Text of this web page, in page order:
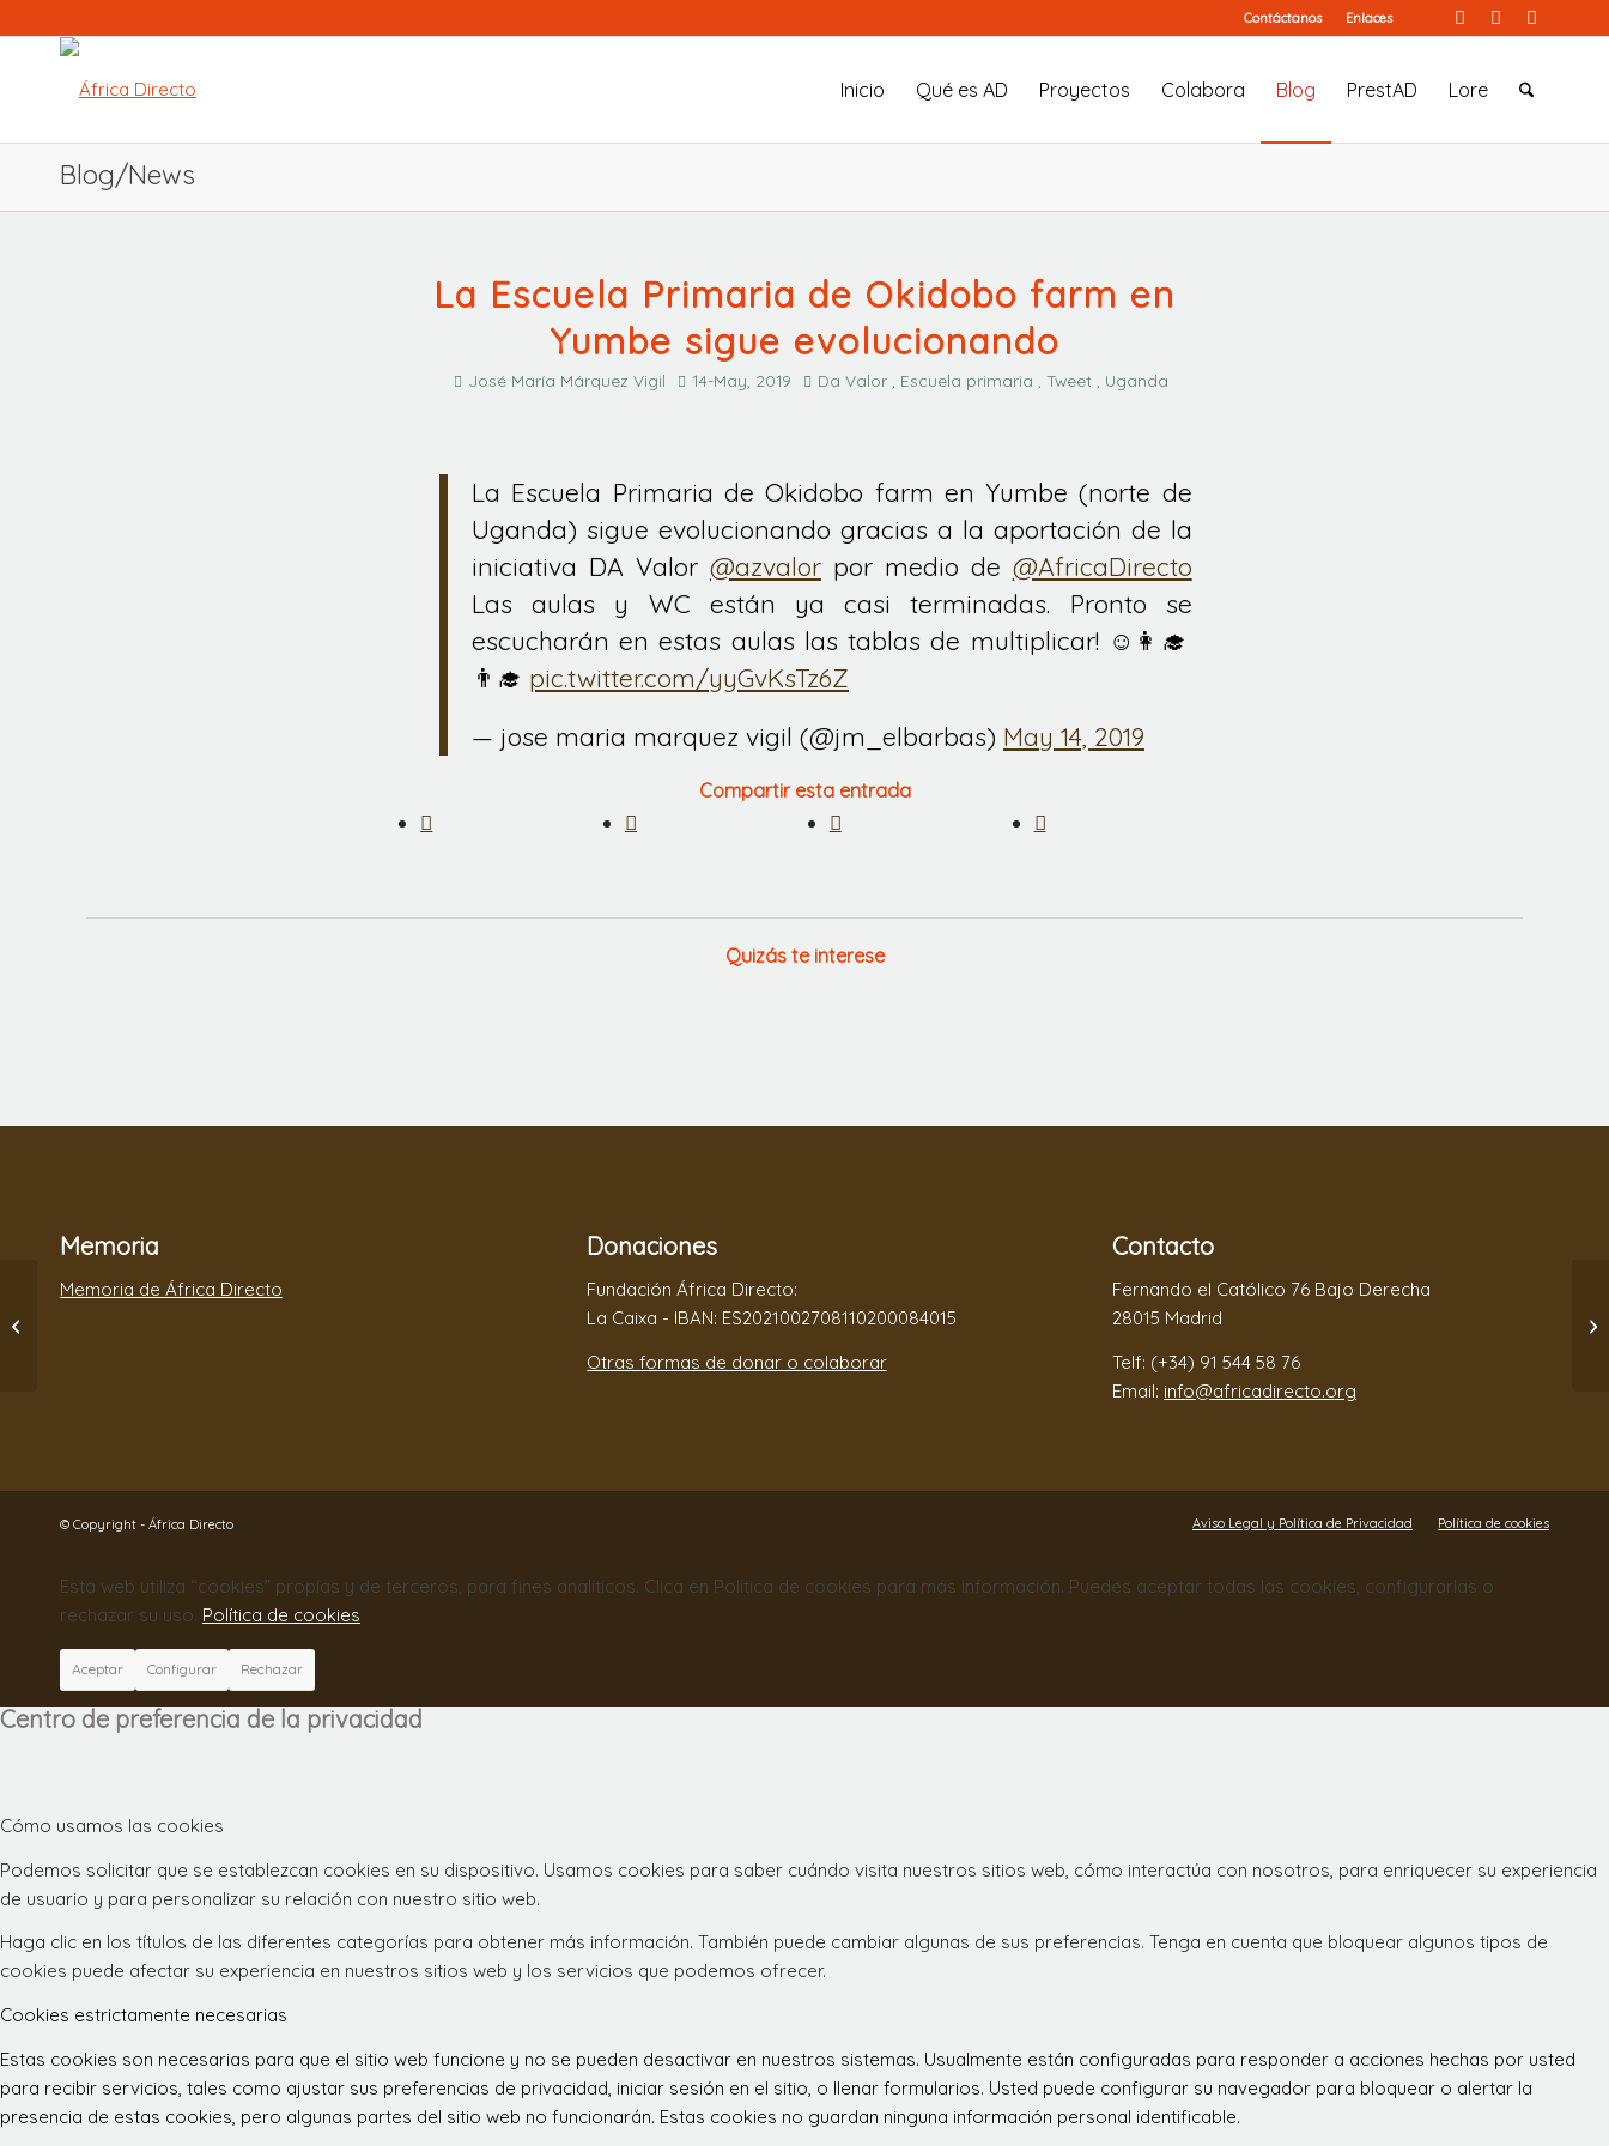
Contáctanos Enlaces
Inicio Qué es AD Proyectos Colabora Blog PrestAD Lore
Blog/News
La Escuela Primaria de Okidobo farm en
Yumbe sigue evolucionando
José María Márquez Vigil 14-May, 2019 Da Valor , Escuela primaria , Tweet , Uganda
La Escuela Primaria de Okidobo farm en Yumbe (norte de
Uganda) sigue evolucionando gracias a la aportación de la
iniciativa DA Valor @azvalorpor medio de @AfricaDirecto
Las aulas y WC están ya casi terminadas. Pronto se
escucharán en estas aulas las tablas de multiplicar! ☺️👩‍🎓
👨‍🎓 pic.twitter.com/yyGvKsTz6Z
— jose maria marquez vigil (@jm_elbarbas) May 14, 2019
Compartir esta entrada
Quizás te interese
Memoria
Memoria de África Directo
Donaciones
Fundación África Directo:
La Caixa - IBAN: ES2021002708110200084015
Otras formas de donar o colaborar
Contacto
Fernando el Católico 76 Bajo Derecha
28015 Madrid
Telf: (+34) 91 544 58 76
Email: info@africadirecto.org
© Copyright - África Directo Aviso Legal y Política de Privacidad Política de cookies
2 de Junio, Family
Esta web utiliza “cookies” propias y de terceros, para fines analíticos. Clica en Política de cookies para más información. Puedes aceptar todas las cookies, configurarlas o
rechazar su uso. Política de cookies
Aceptar Configurar Rechazar
Centro de preferencia de la privacidad
Cómo usamos las cookies
Podemos solicitar que se establezcan cookies en su dispositivo. Usamos cookies para saber cuándo visita nuestros sitios web, cómo interactúa con nosotros, para enriquecer su experiencia
de usuario y para personalizar su relación con nuestro sitio web.
Haga clic en los títulos de las diferentes categorías para obtener más información. También puede cambiar algunas de sus preferencias. Tenga en cuenta que bloquear algunos tipos de
cookies puede afectar su experiencia en nuestros sitios web y los servicios que podemos ofrecer.
Cookies estrictamente necesarias
Estas cookies son necesarias para que el sitio web funcione y no se pueden desactivar en nuestros sistemas. Usualmente están configuradas para responder a acciones hechas por usted
para recibir servicios, tales como ajustar sus preferencias de privacidad, iniciar sesión en el sitio, o llenar formularios. Usted puede configurar su navegador para bloquear o alertar la
presencia de estas cookies, pero algunas partes del sitio web no funcionarán. Estas cookies no guardan ninguna información personal identificable.